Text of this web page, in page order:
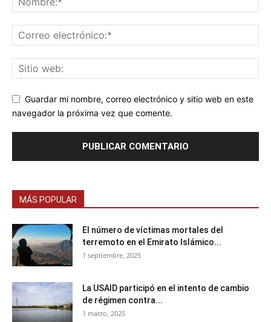
Guardar mi nombre, correo electrónico y sitio web en este
navegador la próxima vez que comente.
MÁS POPULAR
El número de víctimas mortales del
terremoto en el Emirato Islámico...
1 septiembre, 2025
La USAID participó en el intento de cambio
de régimen contra...
1 marzo, 2025